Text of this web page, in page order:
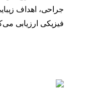
جراحی، اهداف
فیزیکی ارزیابی